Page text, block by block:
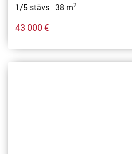
1/5 stāvs 38 m2
43 000 €